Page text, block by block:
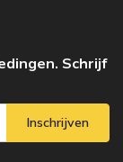
Schrijf
Inschrijven